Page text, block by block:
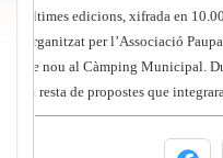
últimes edicions, xifrada en
organitzat per l’Associació
de nou al Càmping Municipal.
la resta de propostes que